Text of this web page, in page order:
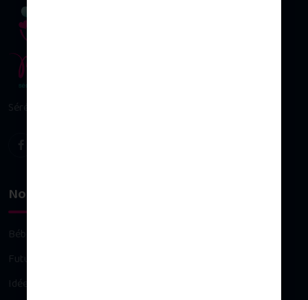
Sérénité & plaisir d’allaiter
Nos univers
Bébé
Future maman
Idées cadeaux